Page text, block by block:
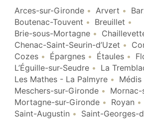
Arces-sur-Gironde Arvert
Boutenac-Touvent
Breuillet
Brie-sous-Mortagne
Chenac-Saint-Seurin-d’Uzet
Cozes
Épargnes Étaules
L’Éguille-sur-Seudre
La
Les Mathes - La Palmyre
Médis
Meschers-sur-Gironde
Mornac-
Mortagne-sur-Gironde
Royan
Saint-Augustin
Saint-Georges-